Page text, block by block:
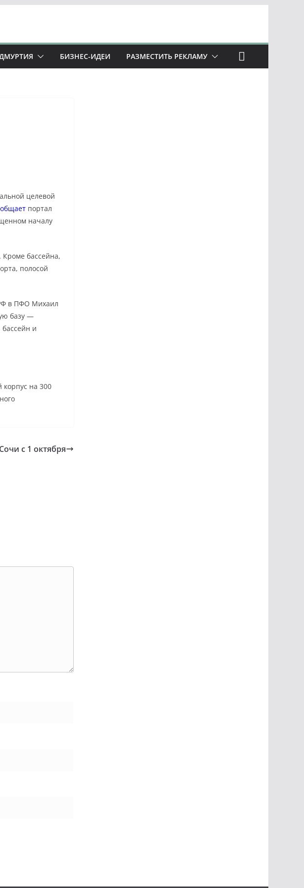
БИЗНЕС-ИДЕИ РАЗМЕСТИТЬ РЕКЛАМУ
целевой
портал
началу
Кроме бассейна,
полосой
в ПФО Михаил
базу —
и
корпус на 300
с 1 октября